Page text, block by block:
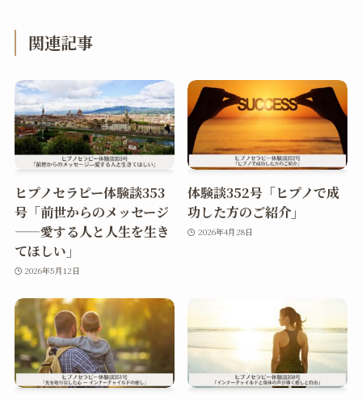
関連記事
ヒプノセラピー体験談353
号「前世からのメッセージ
——愛する人と人生を生き
てほしい」
2026年5月12日
体験談352号「ヒプノで成
功した方のご紹介」
2026年4月28日